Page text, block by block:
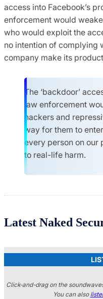
access into Facebook’s
enforcement would
who would exploit the
no intention of complying
company make its
The ‘backdoor’
law enforcement
hackers and
way for them to
every person on our
to real-life harm.
Latest Naked
Click-and-drag on the
You can also